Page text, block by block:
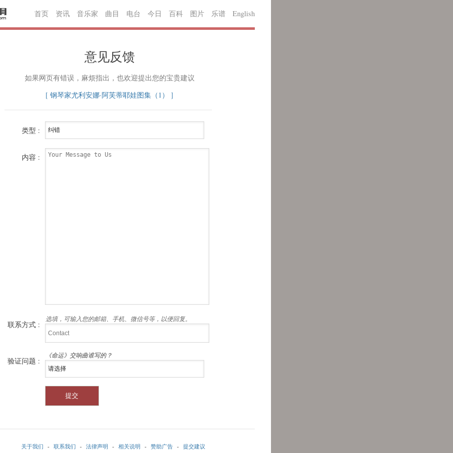
首页 资讯 音乐家 曲目 电台 今日 百科 图片 乐谱 English
意见反馈
如果网页有错误，麻烦指出，也欢迎提出您的宝贵建议
[ 钢琴家尤利安娜·阿芙蒂耶娃图集（1） ]
类型 :
内容 :
联系方式 :
选填，可输入您的邮箱、手机、微信号等，以便回复。
验证问题 :
《命运》交响曲谁写的？
关于我们 - 联系我们 - 法律声明 - 相关说明 - 赞助广告 - 提交建议